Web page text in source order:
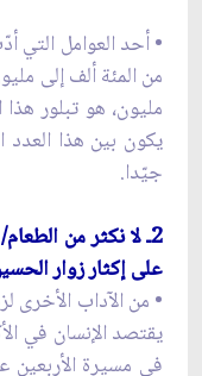
• أحد العوامل التي
من المئة ألف إلى
مليون، هو تبلور
يكون بين هذا العدد
جيّدا.
2ـ لا نكثر من
على إكثار زوار
• من الآداب الأخرى
يقتصد الإنسان في
في مسيرة